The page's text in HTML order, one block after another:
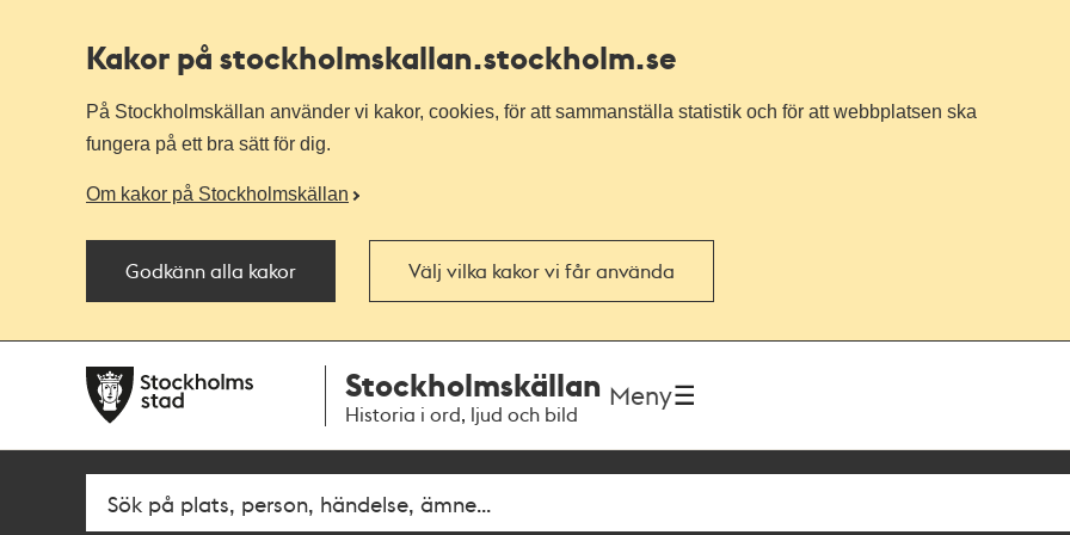
Kakor på stockholmskallan.stockholm.se
På Stockholmskällan använder vi kakor, cookies, för att sammanställa statistik och för att webbplatsen ska
fungera på ett bra sätt för dig.
Om kakor på Stockholmskällan
Godkänn alla kakor Välj vilka kakor vi får använda
navigationen
huvudinnehållet
Stockholmskällan
Historia i ord, ljud och bild
Meny
SökFritextsök